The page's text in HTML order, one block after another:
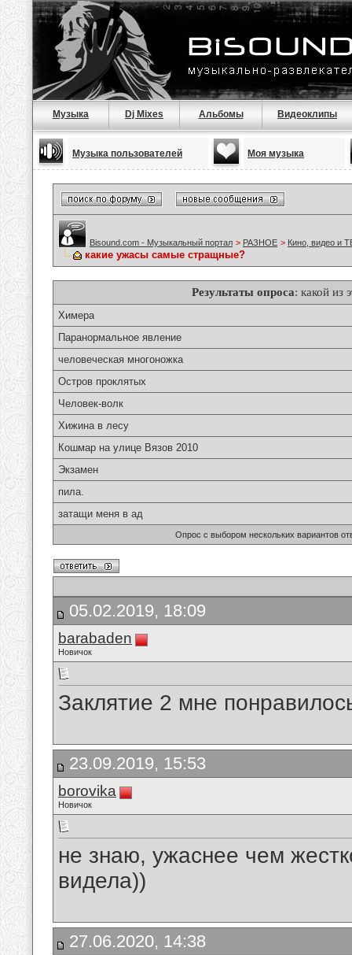
Музыка Dj Mixes Альбомы Видеоклипы
Музыка пользователей Моя музыка
Bisound.com - Музыкальный портал > РАЗНОЕ > Кино, видео и
какие ужасы самые стращные?
Результаты опроса: какой из
Химера
Паранормальное явление
человеческая многоножка
Остров проклятых
Человек-волк
Хижина в лесу
Кошмар на улице Вязов 2010
Экзамен
пила.
затащи меня в ад
Опрос с выбором нескольких вариантов
05.02.2019, 18:09
barabaden
Новичок
Заклятие 2 мне
23.09.2019, 15:53
borovika
Новичок
не знаю, ужаснее чем
видела))
27.06.2020, 14:38